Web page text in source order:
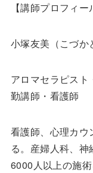
【講師プロフィー
小塚友美（こづか
アロマセラピス
勤講師・看護師
看護師、心理カウ
る。産婦人科、
6000人以上の施